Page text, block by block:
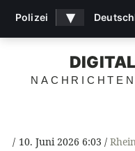
10. Juni 2026 6:03
Polizei ▾